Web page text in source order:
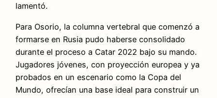
lamentó.
Para Osorio, la columna vertebral que comenzó a
formarse en Rusia pudo haberse consolidado
durante el proceso a Catar 2022 bajo su mando.
Jugadores jóvenes, con proyección europea y ya
probados en un escenario como la Copa del
Mundo, ofrecían una base ideal para construir un